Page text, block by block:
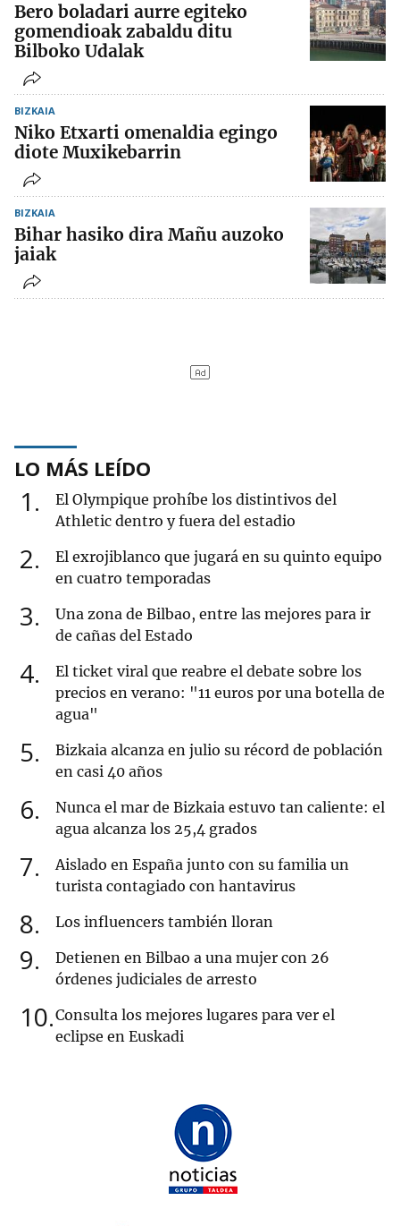
Bero boladari aurre egiteko
gomendioak zabaldu ditu
Bilboko Udalak
BIZKAIA
Niko Etxarti omenaldia egingo
diote Muxikebarrin
BIZKAIA
Bihar hasiko dira Mañu auzoko
jaiak
LO MÁS LEÍDO
1
El Olympique prohíbe los distintivos del
Athletic dentro y fuera del estadio
2
El exrojiblanco que jugará en su quinto equipo
en cuatro temporadas
3
Una zona de Bilbao, entre las mejores para ir
de cañas del Estado
4
El ticket viral que reabre el debate sobre los
precios en verano: "11 euros por una botella de
agua"
5
Bizkaia alcanza en julio su récord de población
en casi 40 años
6
Nunca el mar de Bizkaia estuvo tan caliente: el
agua alcanza los 25,4 grados
7
Aislado en España junto con su familia un
turista contagiado con hantavirus
8 Los influencers también lloran
9
Detienen en Bilbao a una mujer con 26
órdenes judiciales de arresto
10 Consulta los mejores lugares para ver el
eclipse en Euskadi